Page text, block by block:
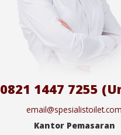
0821 1447 7255
email@spesialistoilet.com
Kantor Pemasaran